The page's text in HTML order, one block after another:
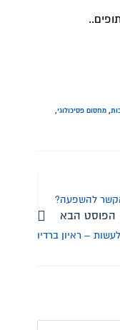
,מחסום פסיכולוגי,
הקשר להשפעה?
הפוסט הבא
– ראיון ברדיו